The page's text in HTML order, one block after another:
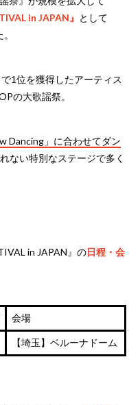
in JAPAN』 として
1位を獲得したアーティス
の大歌謡祭。
Dancing」に合わせてダン
ない特別なステージで多く
in JAPAN』の日程・会
会場
【埼玉】ベルーナドーム